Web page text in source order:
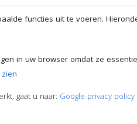
functies uit te voeren.
in uw browser omdat ze
gaat u naar: Google privacy policy